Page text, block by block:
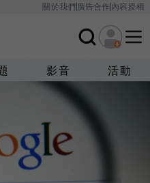
關於我們廣告合作內容授權
影音 活動